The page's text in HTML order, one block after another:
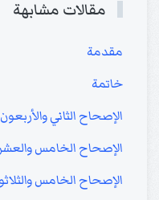
مقالات مشابهة
مقدمة
خاتمة
الإصحاح الثاني
الإصحاح الخامس
الإصحاح الخامس